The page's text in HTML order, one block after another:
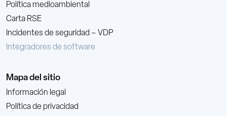
Política medioambiental
Carta RSE
Incidentes de seguridad – VDP
Integradores de software
Mapa del sitio
Información legal
Política de privacidad